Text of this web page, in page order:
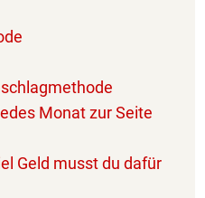
Monat zur Seite
Geld musst du dafür